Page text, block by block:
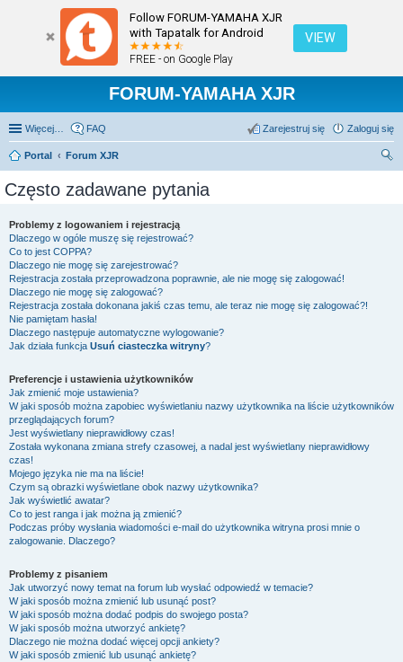
Follow FORUM-YAMAHA XJR
with Tapatalk for Android
FREE - on Google Play
VIEW
FORUM-YAMAHA XJR
Więcej… FAQ Zaloguj się
Zarejestruj się
Portal
Forum XJR
Często zadawane pytania
Problemy z logowaniem i rejestracją
Dlaczego w ogóle muszę się rejestrować?
Co to jest COPPA?
Dlaczego nie mogę się zarejestrować?
Rejestracja została przeprowadzona poprawnie, ale nie mogę się zalogować!
Dlaczego nie mogę się zalogować?
Rejestracja została dokonana jakiś czas temu, ale teraz nie mogę się zalogować?!
Nie pamiętam hasła!
Dlaczego następuje automatyczne wylogowanie?
Jak działa funkcja Usuń ciasteczka witryny?
Preferencje i ustawienia użytkowników
Jak zmienić moje ustawienia?
W jaki sposób można zapobiec wyświetlaniu nazwy użytkownika na liście użytkowników
przeglądających forum?
Jest wyświetlany nieprawidłowy czas!
Została wykonana zmiana strefy czasowej, a nadal jest wyświetlany nieprawidłowy
czas!
Mojego języka nie ma na liście!
Czym są obrazki wyświetlane obok nazwy użytkownika?
Jak wyświetlić awatar?
Co to jest ranga i jak można ją zmienić?
Podczas próby wysłania wiadomości e-mail do użytkownika witryna prosi mnie o
zalogowanie. Dlaczego?
Problemy z pisaniem
Jak utworzyć nowy temat na forum lub wysłać odpowiedź w temacie?
W jaki sposób można zmienić lub usunąć post?
W jaki sposób można dodać podpis do swojego posta?
W jaki sposób można utworzyć ankietę?
Dlaczego nie można dodać więcej opcji ankiety?
W jaki sposób zmienić lub usunąć ankietę?